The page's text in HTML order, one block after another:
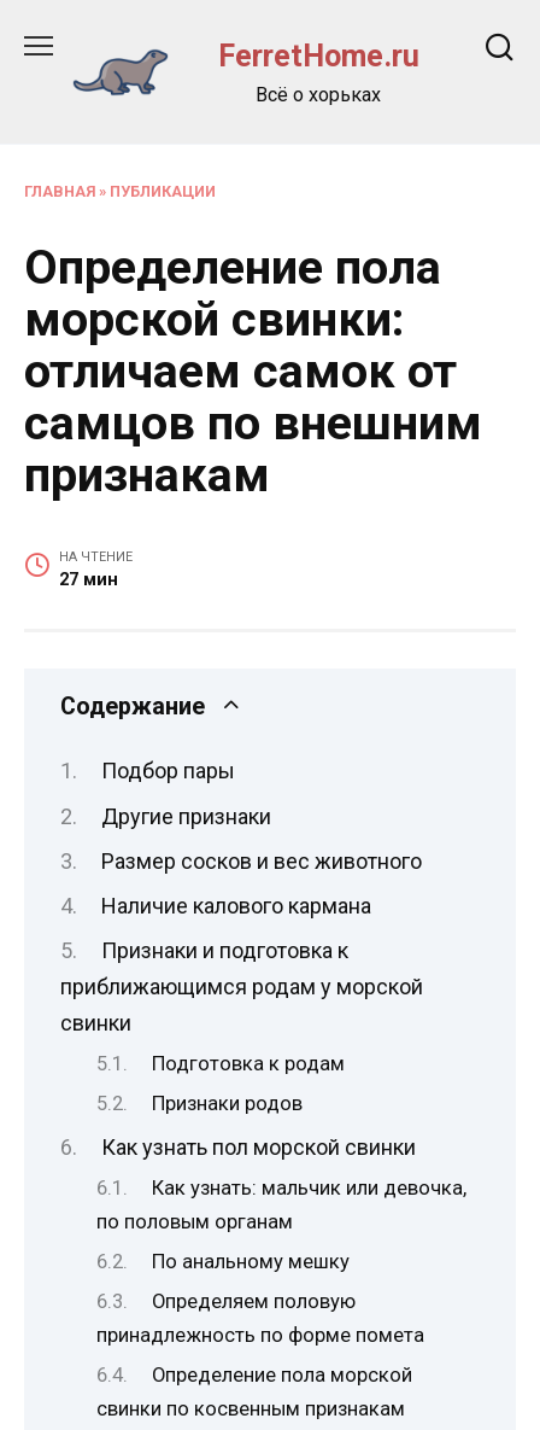
содержанию
FerretHome.ru
Всё о хорьках
ГЛАВНАЯ » ПУБЛИКАЦИИ
Определение пола
морской свинки:
отличаем самок от
самцов по внешним
признакам
НА ЧТЕНИЕ
27 мин
Содержание
Подбор пары
Другие признаки
Размер сосков и вес животного
Наличие калового кармана
Признаки и подготовка к
приближающимся родам у морской
свинки
Подготовка к родам
Признаки родов
Как узнать пол морской свинки
Как узнать: мальчик или девочка,
по половым органам
По анальному мешку
Определяем половую
принадлежность по форме помета
Определение пола морской
свинки по косвенным признакам